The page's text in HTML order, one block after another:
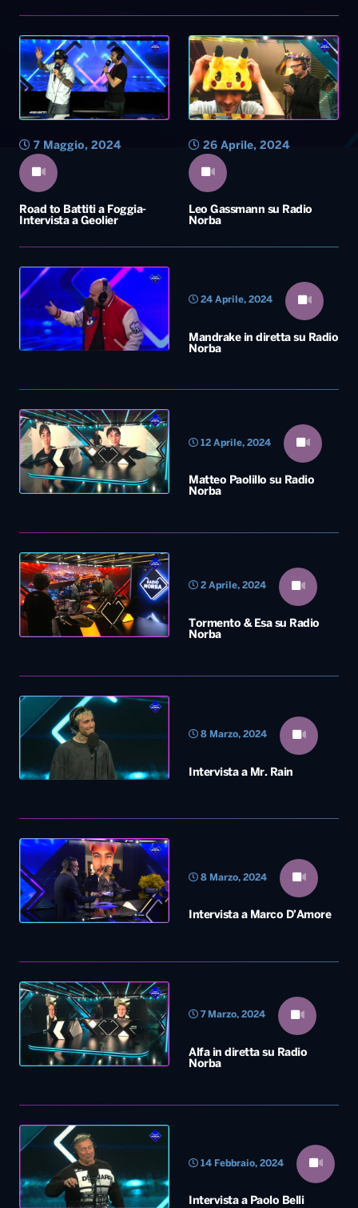
Road to Battiti a Foggia-
Intervista a Geolier
7 Maggio, 2024
Leo Gassmann su Radio
Norba
26 Aprile, 2024
24 Aprile, 2024
Mandrake in diretta su Radio
Norba
12 Aprile, 2024
Matteo Paolillo su Radio
Norba
2 Aprile, 2024
Tormento & Esa su Radio
Norba
8 Marzo, 2024
Intervista a Mr. Rain
8 Marzo, 2024
Intervista a Marco D’Amore
7 Marzo, 2024
Alfa in diretta su Radio
Norba
14 Febbraio, 2024
Intervista a Paolo Belli